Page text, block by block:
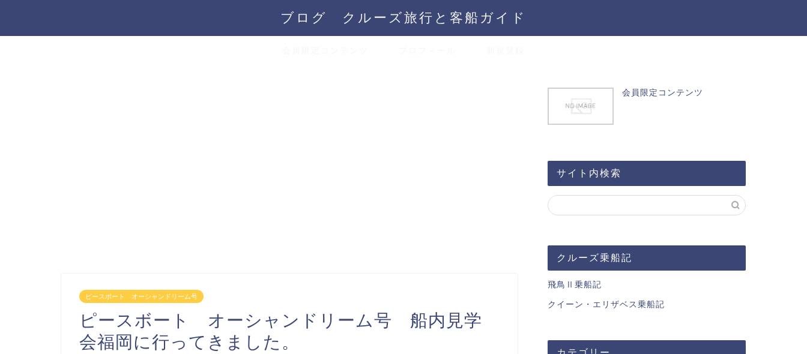
ブログ クルーズ旅行と客船ガイド
ピースボート オーシャンドリーム号
ピースボート オーシャンドリーム号 船内見学
会福岡に行ってきました。
会員限定コンテンツ
サイト内検索
クルーズ乗船記
飛鳥Ⅱ乗船記
クイーン・エリザベス乗船記